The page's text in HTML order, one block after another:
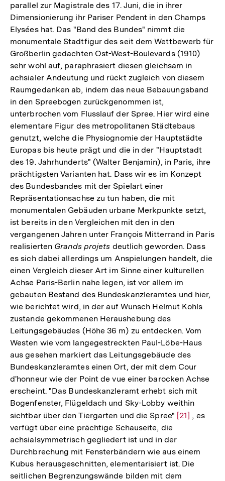
parallel zur Magistrale des 17. Juni, die in ihrer
Dimensionierung ihr Pariser Pendent in den Champs
Elysées hat. Das "Band des Bundes" nimmt die
monumentale Stadtfigur des seit dem Wettbewerb für
Großberlin gedachten Ost-West-Boulevards (1910)
sehr wohl auf, paraphrasiert diesen gleichsam in
achsialer Andeutung und rückt zugleich von diesem
Raumgedanken ab, indem das neue Bebauungsband
in den Spreebogen zurückgenommen ist,
unterbrochen vom Flusslauf der Spree. Hier wird eine
elementare Figur des metropolitanen Städtebaus
genutzt, welche die Physiognomie der Hauptstädte
Europas bis heute prägt und die in der "Hauptstadt
des 19. Jahrhunderts" (Walter Benjamin), in Paris, ihre
prächtigsten Varianten hat. Dass wir es im Konzept
des Bundesbandes mit der Spielart einer
Repräsentationsachse zu tun haben, die mit
monumentalen Gebäuden urbane Merkpunkte setzt,
ist bereits in den Vergleichen mit den in den
vergangenen Jahren unter François Mitterrand in Paris
realisierten Grands projets deutlich geworden. Dass
es sich dabei allerdings um Anspielungen handelt, die
einen Vergleich dieser Art im Sinne einer kulturellen
Achse Paris-Berlin nahe legen, ist vor allem im
gebauten Bestand des Bundeskanzleramtes und hier,
wie berichtet wird, in der auf Wunsch Helmut Kohls
zustande gekommenen Heraushebung des
Leitungsgebäudes (Höhe 36 m) zu entdecken. Vom
Westen wie vom langegestreckten Paul-Löbe-Haus
aus gesehen markiert das Leitungsgebäude des
Bundeskanzleramtes einen Ort, der mit dem Cour
d'honneur wie der Point de vue einer barocken Achse
erscheint. "Das Bundeskanzleramt erhebt sich mit
Bogenfenster, Flügeldach und Sky-Lobby weithin
sichtbar über den Tiergarten und die Spree" Zur
der
Fußnote
[21] , es
verfügt über eine prächtige Schauseite, die
achsialsymmetrisch gegliedert ist und in der
Durchbrechung mit Fensterbändern wie aus einem
Kubus herausgeschnitten, elementarisiert ist. Die
seitlichen Begrenzungswände bilden mit dem